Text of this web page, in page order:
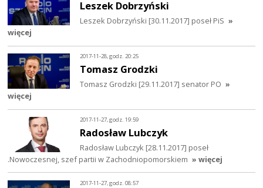
Leszek Dobrzyński
Leszek Dobrzyński [30.11.2017] poseł PiS »
więcej
2017-11-28, godz. 20:25
Tomasz Grodzki
Tomasz Grodzki [29.11.2017] senator PO »
więcej
2017-11-27, godz. 19:59
Radosław Lubczyk
Radosław Lubczyk [28.11.2017] poseł
.Nowoczesnej, szef partii w Zachodniopomorskiem » więcej
2017-11-27, godz. 08:57